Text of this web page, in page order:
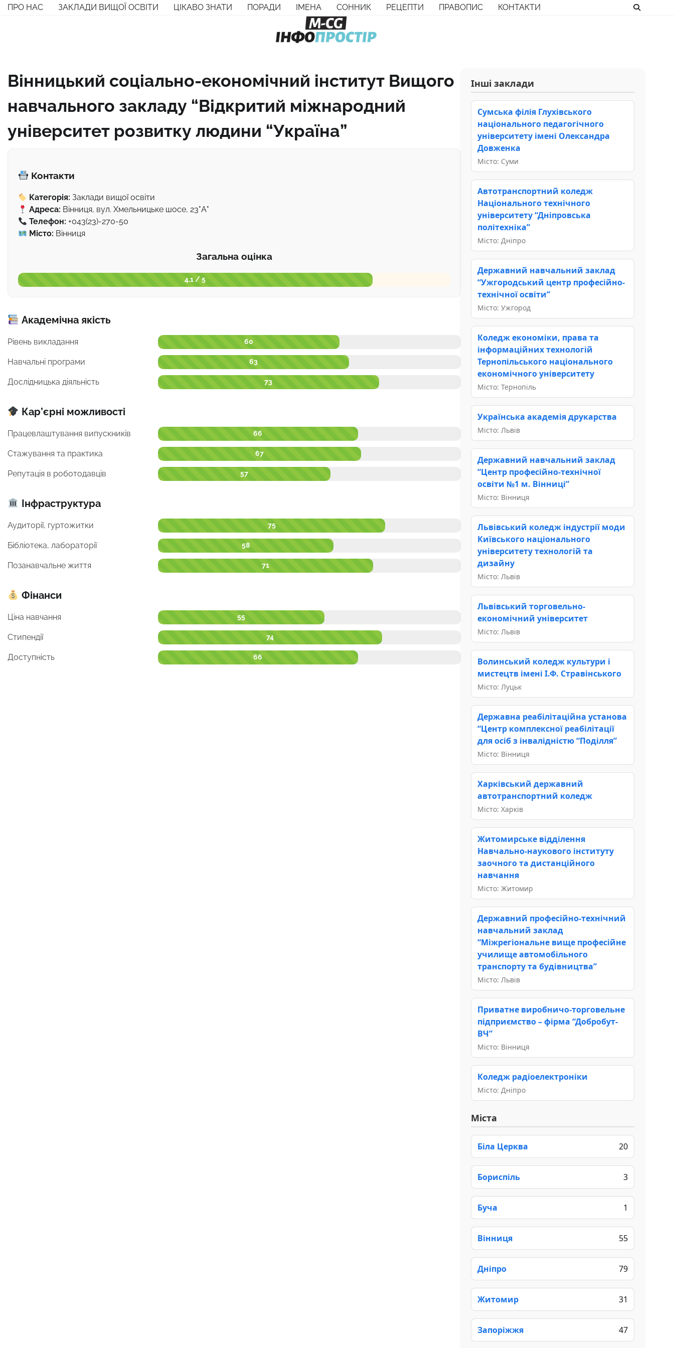
Перейти
ПРО НАС ЗАКЛАДИ ВИЩОЇ ОСВІТИ ЦІКАВО ЗНАТИ ПОРАДИ ІМЕНА СОННИК РЕЦЕПТИ ПРАВОПИС КОНТАКТИ
Вінницький соціально-економічний інститут Вищого
навчального закладу “Відкритий міжнародний
університет розвитку людини “Україна”
Контакти
Категорія: Заклади вищої освіти
Адреса: Вінниця, вул. Хмельницьке шосе, 23"А"
Телефон: +043(23)-270-50
Місто: Вінниця
Загальна оцінка
4.1 / 5
Академічна якість
Рівень викладання 60
Навчальні програми 63
Дослідницька діяльність 73
Кар’єрні можливості
Працевлаштування випускників 66
Стажування та практика 67
Репутація в роботодавців 57
Інфраструктура
Аудиторії, гуртожитки 75
Бібліотека, лабораторії 58
Позанавчальне життя 71
Фінанси
Ціна навчання 55
Стипендії 74
Доступність 66
Інші заклади
Сумська філія Глухівського
національного педагогічного
університету імені Олександра
Довженка
Місто: Суми
Автотранспортний коледж
Національного технічного
університету “Дніпровська
політехніка”
Місто: Дніпро
Державний навчальний заклад
“Ужгородський центр професійно-
технічної освіти”
Місто: Ужгород
Коледж економіки, права та
інформаційних технологій
Тернопільського національного
економічного університету
Місто: Тернопіль
Українська академія друкарства
Місто: Львів
Державний навчальний заклад
“Центр професійно-технічної
освіти №1 м. Вінниці”
Місто: Вінниця
Львівський коледж індустрії моди
Київського національного
університету технологій та
дизайну
Місто: Львів
Львівський торговельно-
економічний університет
Місто: Львів
Волинський коледж культури і
мистецтв імені І.Ф. Стравінського
Місто: Луцьк
Державна реабілітаційна установа
“Центр комплексної реабілітації
для осіб з інвалідністю “Поділля”
Місто: Вінниця
Харківський державний
автотранспортний коледж
Місто: Харків
Житомирське відділення
Навчально-наукового інституту
заочного та дистанційного
навчання
Місто: Житомир
Державний професійно-технічний
навчальний заклад
“Міжрегіональне вище професійне
училище автомобільного
транспорту та будівництва”
Місто: Львів
Приватне виробничо-торговельне
підприємство – фірма “Добробут-
ВЧ”
Місто: Вінниця
Коледж радіоелектроніки
Місто: Дніпро
Міста
Біла Церква 20
Бориспіль 3
Буча 1
Вінниця 55
Дніпро 79
Житомир 31
Запоріжжя 47